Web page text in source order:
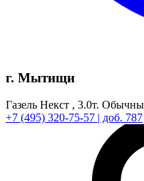
г. Мытищи
Газель Некст , 3.0т.
+7 (495) 320-75-57 | доб. 787